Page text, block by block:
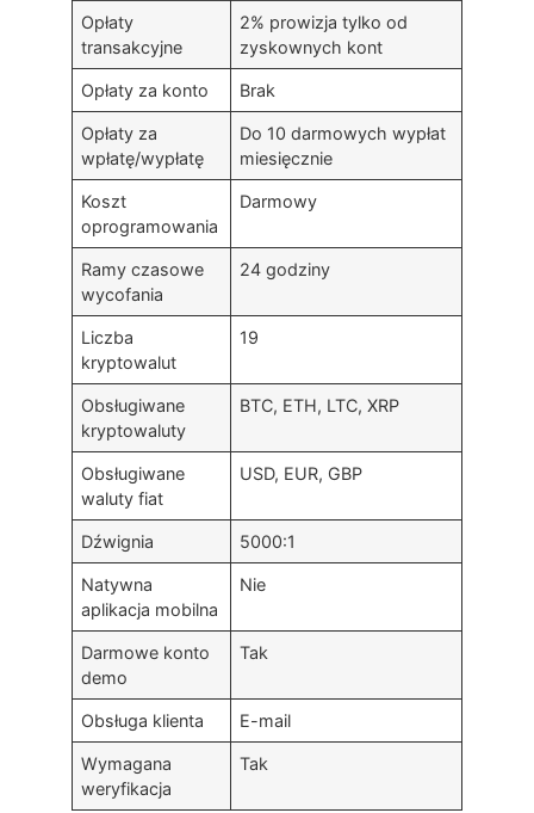
Opłaty
transakcyjne
2% prowizja tylko od
zyskownych kont
Opłaty za konto Brak
Opłaty za
wpłatę/wypłatę
Do 10 darmowych wypłat
miesięcznie
Koszt
oprogramowania
Darmowy
Ramy czasowe
wycofania
24 godziny
Liczba
kryptowalut
19
Obsługiwane
kryptowaluty
BTC, ETH, LTC, XRP
Obsługiwane
waluty fiat
USD, EUR, GBP
Dźwignia 5000:1
Natywna
aplikacja mobilna
Nie
Darmowe konto
demo
Tak
Obsługa klienta E-mail
Wymagana
weryfikacja
Tak